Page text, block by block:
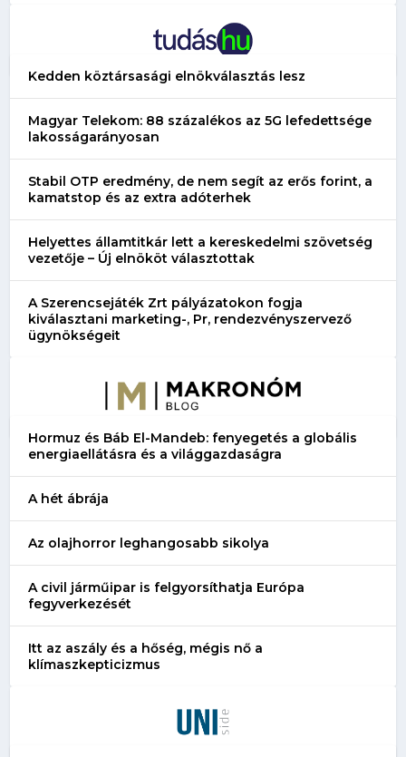
Kedden köztársasági elnökválasztás lesz
Magyar Telekom: 88 százalékos az 5G lefedettsége
lakosságarányosan
Stabil OTP eredmény, de nem segít az erős forint, a
kamatstop és az extra adóterhek
Helyettes államtitkár lett a kereskedelmi szövetség
vezetője – Új elnököt választottak
A Szerencsejáték Zrt pályázatokon fogja
kiválasztani marketing-, Pr, rendezvényszervező
ügynökségeit
Hormuz és Báb El-Mandeb: fenyegetés a globális
energiaellátásra és a világgazdaságra
A hét ábrája
Az olajhorror leghangosabb sikolya
A civil járműipar is felgyorsíthatja Európa
fegyverkezését
Itt az aszály és a hőség, mégis nő a
klímaszkepticizmus